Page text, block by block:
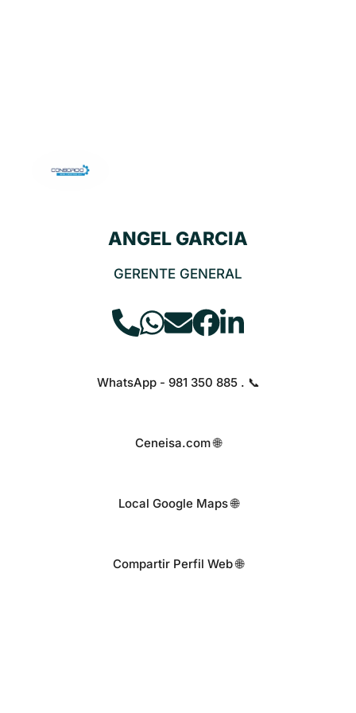
ANGEL GARCIA
GERENTE GENERAL
WhatsApp - 981 350 885 . 📞
Ceneisa.com 🌐
Local Google Maps 🌐
Compartir Perfil Web 🌐